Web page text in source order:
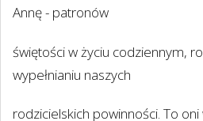
Annę - patronów
świętości w życiu codziennym,
wypełnianiu naszych
rodzicielskich powinności. To